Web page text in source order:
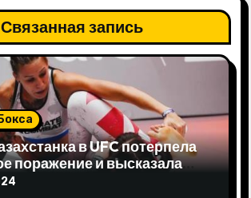
Связанная запись
в UFC потерпела
поражение и высказала